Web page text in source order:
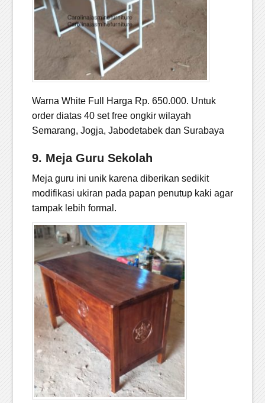
Warna White Full Harga Rp. 650.000. Untuk
order diatas 40 set free ongkir wilayah
Semarang, Jogja, Jabodetabek dan Surabaya
9. Meja Guru Sekolah
Meja guru ini unik karena diberikan sedikit
modifikasi ukiran pada papan penutup kaki agar
tampak lebih formal.